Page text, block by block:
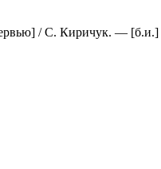
/ С. Киричук. —